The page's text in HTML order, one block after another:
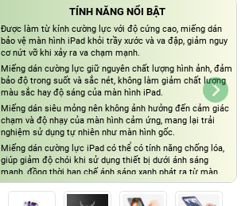
TÍNH NĂNG NỔI BẬT
Được làm từ kính cường lực với độ cứng cao, miếng dán
bảo vệ màn hình iPad khỏi trầy xước và va đập, giảm nguy
cơ nứt vỡ khi xảy ra va chạm mạnh.
Miếng dán cường lực giữ nguyên chất lượng hình ảnh, đảm
bảo độ trong suốt và sắc nét, không làm giảm chất lượng
màu sắc hay độ sáng của màn hình iPad.
Miếng dán siêu mỏng nên không ảnh hưởng đến cảm giác
chạm và độ nhạy của màn hình cảm ứng, mang lại trải
nghiệm sử dụng tự nhiên như màn hình gốc.
Miếng dán cường lực iPad có thể có tính năng chống lóa,
giúp giảm độ chói khi sử dụng thiết bị dưới ánh sáng
mạnh, đồng thời hạn chế ánh sáng xanh phát ra từ màn
hình, bảo vệ mắt khi dùng lâu.